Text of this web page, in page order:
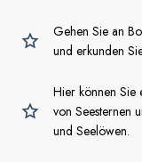
Gehen Sie an
und erkunden
Hier können Sie
von Seesternen
und Seelöwen.